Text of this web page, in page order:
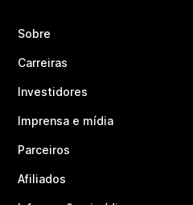
Sobre
Carreiras
Investidores
Imprensa e mídia
Parceiros
Afiliados